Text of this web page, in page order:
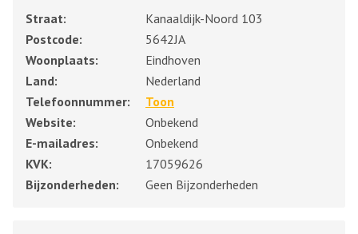
Straat:
Kanaaldijk-Noord 103
Postcode:
5642JA
Woonplaats:
Eindhoven
Land:
Nederland
Telefoonnummer:
Toon
Website:
Onbekend
E-mailadres:
Onbekend
KVK:
17059626
Bijzonderheden:
Geen Bijzonderheden